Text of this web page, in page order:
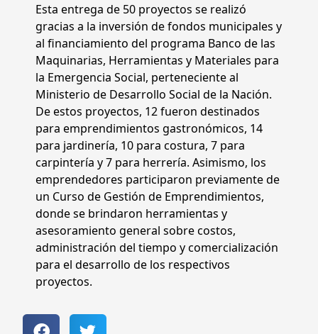
Esta entrega de 50 proyectos se realizó
gracias a la inversión de fondos municipales y
al financiamiento del programa Banco de las
Maquinarias, Herramientas y Materiales para
la Emergencia Social, perteneciente al
Ministerio de Desarrollo Social de la Nación.
De estos proyectos, 12 fueron destinados
para emprendimientos gastronómicos, 14
para jardinería, 10 para costura, 7 para
carpintería y 7 para herrería. Asimismo, los
emprendedores participaron previamente de
un Curso de Gestión de Emprendimientos,
donde se brindaron herramientas y
asesoramiento general sobre costos,
administración del tiempo y comercialización
para el desarrollo de los respectivos
proyectos.